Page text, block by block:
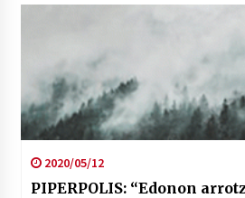
2020/05/12
PIPERPOLIS: “Edonon